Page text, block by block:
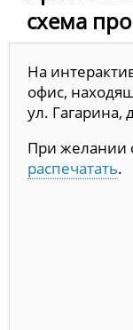
схема
На
офис,
ул. Гагарина,
При желании
распечатать.